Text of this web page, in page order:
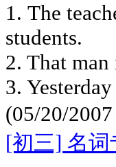
1. The
students.
2. That
3.
(05/20/
[初三] 名词